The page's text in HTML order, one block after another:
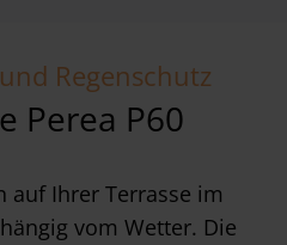
Regenschutz
Perea P60
auf Ihrer Terrasse im
vom Wetter. Die